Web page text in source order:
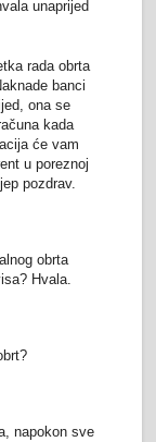
unaprijed
rada obrta
banci
ona se
kada
će vam
u poreznoj
pozdrav.
obrta
Hvala.
napokon sve